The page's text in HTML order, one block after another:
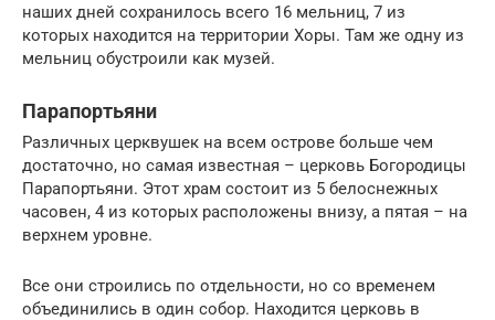
наших дней сохранилось всего 16 мельниц, 7 из
которых находится на территории Хоры. Там же одну из
мельниц обустроили как музей.
Парапортьяни
Различных церквушек на всем острове больше чем
достаточно, но самая известная – церковь Богородицы
Парапортьяни. Этот храм состоит из 5 белоснежных
часовен, 4 из которых расположены внизу, а пятая – на
верхнем уровне.
Все они строились по отдельности, но со временем
объединились в один собор. Находится церковь в